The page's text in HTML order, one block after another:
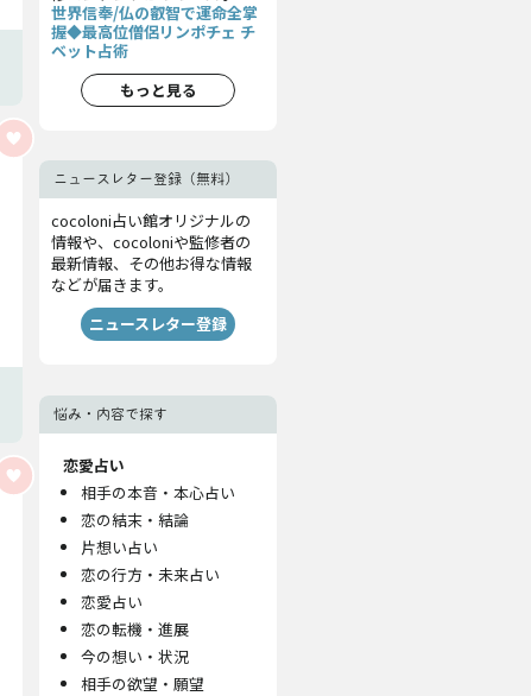
世界信奉/仏の叡智で運命全掌
握◆最高位僧侶リンポチェ チ
ベット占術
もっと見る
ニュースレター登録（無料）
cocoloni占い館オリジナルの
情報や、cocoloniや監修者の
最新情報、その他お得な情報
などが届きます。
ニュースレター登録
悩み・内容で探す
恋愛占い
相手の本音・本心占い
恋の結末・結論
片想い占い
恋の行方・未来占い
恋愛占い
恋の転機・進展
今の想い・状況
相手の欲望・願望